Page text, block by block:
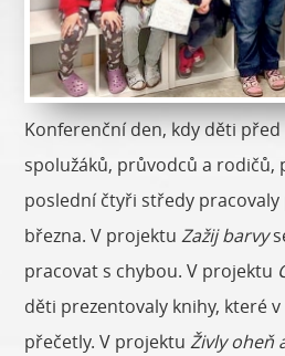
Konferenční den, kdy děti
spolužáků, průvodců a rodičů,
poslední čtyři středy
března. V projektu Zažij barvy
pracovat s chybou. V projektu
děti prezentovaly knihy, které
přečetly. V projektuŽivly oheň